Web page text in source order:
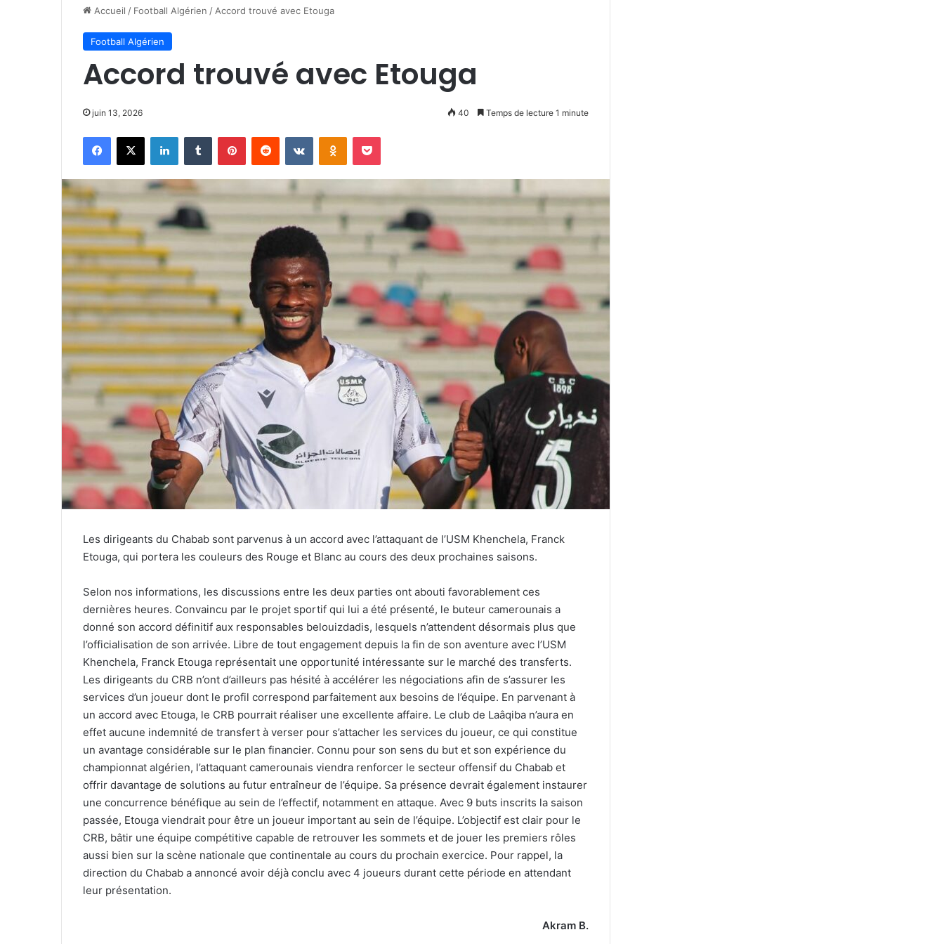
Accueil / Football Algérien / Accord trouvé avec Etouga
Football Algérien
Accord trouvé avec Etouga
juin 13, 2026 40 Temps de lecture 1 minute
Facebook
X LinkedinTumblr PinterestReddit VKontakteOdnoklassniki
Pocket
Les dirigeants du Chabab sont parvenus à un accord avec l’attaquant de l’USM Khenchela, Franck
Etouga, qui portera les couleurs des Rouge et Blanc au cours des deux prochaines saisons.
Selon nos informations, les discussions entre les deux parties ont abouti favorablement ces
dernières heures. Convaincu par le projet sportif qui lui a été présenté, le buteur camerounais a
donné son accord définitif aux responsables belouizdadis, lesquels n’attendent désormais plus que
l’officialisation de son arrivée. Libre de tout engagement depuis la fin de son aventure avec l’USM
Khenchela, Franck Etouga représentait une opportunité intéressante sur le marché des transferts.
Les dirigeants du CRB n’ont d’ailleurs pas hésité à accélérer les négociations afin de s’assurer les
services d’un joueur dont le profil correspond parfaitement aux besoins de l’équipe. En parvenant à
un accord avec Etouga, le CRB pourrait réaliser une excellente affaire. Le club de Laâqiba n’aura en
effet aucune indemnité de transfert à verser pour s’attacher les services du joueur, ce qui constitue
un avantage considérable sur le plan financier. Connu pour son sens du but et son expérience du
championnat algérien, l’attaquant camerounais viendra renforcer le secteur offensif du Chabab et
offrir davantage de solutions au futur entraîneur de l’équipe. Sa présence devrait également instaurer
une concurrence bénéfique au sein de l’effectif, notamment en attaque. Avec 9 buts inscrits la saison
passée, Etouga viendrait pour être un joueur important au sein de l’équipe. L’objectif est clair pour le
CRB, bâtir une équipe compétitive capable de retrouver les sommets et de jouer les premiers rôles
aussi bien sur la scène nationale que continentale au cours du prochain exercice. Pour rappel, la
direction du Chabab a annoncé avoir déjà conclu avec 4 joueurs durant cette période en attendant
leur présentation.
Akram B.